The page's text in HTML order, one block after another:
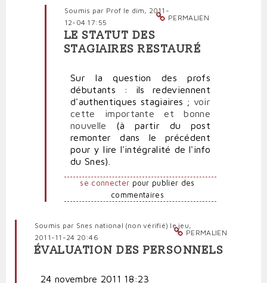
PERMALIEN
Soumis par Prof le dim, 2011-
12-04 17:55
En
réponse
Nous
pouvons
aussi
frapper
fort
par
Professeure
fo…
vérifié)
LE STATUT DES
STAGIAIRES RESTAURÉ
Sur la question des profs
débutants : ils redeviennent
d'authentiques stagiaires ; voir
cette importante et bonne
nouvelle (à partir du post
remonter dans le précédent
pour y lire l'intégralité de l'info
du Snes).
se connecter pour publier des
commentaires
PERMALIEN
Soumis par Snes national (non vérifié) le jeu,
2011-11-24 20:46
ÉVALUATION DES PERSONNELS
24 novembre 2011 18:23